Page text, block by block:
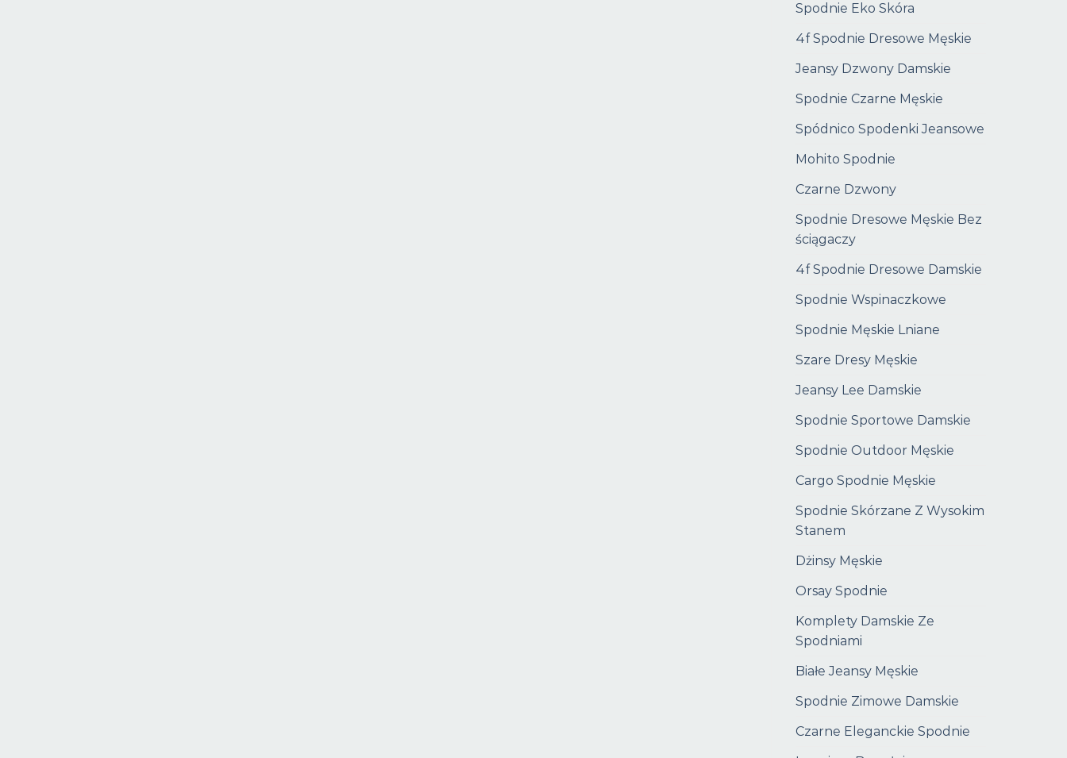
Spodnie Eko Skóra
4f Spodnie Dresowe Męskie
Jeansy Dzwony Damskie
Spodnie Czarne Męskie
Spódnico Spodenki Jeansowe
Mohito Spodnie
Czarne Dzwony
Spodnie Dresowe Męskie Bez
ściągaczy
4f Spodnie Dresowe Damskie
Spodnie Wspinaczkowe
Spodnie Męskie Lniane
Szare Dresy Męskie
Jeansy Lee Damskie
Spodnie Sportowe Damskie
Spodnie Outdoor Męskie
Cargo Spodnie Męskie
Spodnie Skórzane Z Wysokim
Stanem
Dżinsy Męskie
Orsay Spodnie
Komplety Damskie Ze
Spodniami
Białe Jeansy Męskie
Spodnie Zimowe Damskie
Czarne Eleganckie Spodnie